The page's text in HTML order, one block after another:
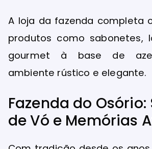
A loja da fazenda completa
produtos como sabonetes,
gourmet à base de
ambiente rústico e elegante.
Fazenda do Osório:
de Vó e Memórias